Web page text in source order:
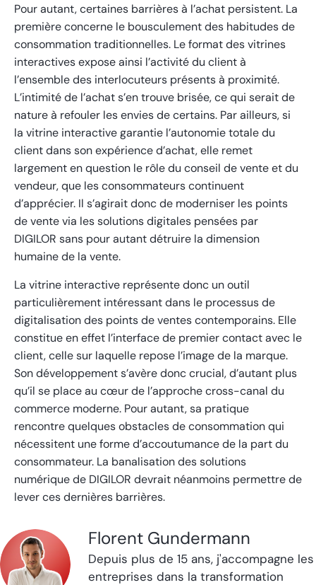
Pour autant, certaines barrières à l’achat persistent. La
première concerne le bousculement des habitudes de
consommation traditionnelles. Le format des vitrines
interactives expose ainsi l’activité du client à
l’ensemble des interlocuteurs présents à proximité.
L’intimité de l’achat s’en trouve brisée, ce qui serait de
nature à refouler les envies de certains. Par ailleurs, si
la vitrine interactive garantie l’autonomie totale du
client dans son expérience d’achat, elle remet
largement en question le rôle du conseil de vente et du
vendeur, que les consommateurs continuent
d’apprécier. Il s’agirait donc de moderniser les points
de vente via les solutions digitales pensées par
DIGILOR sans pour autant détruire la dimension
humaine de la vente.
La vitrine interactive représente donc un outil
particulièrement intéressant dans le processus de
digitalisation des points de ventes contemporains. Elle
constitue en effet l’interface de premier contact avec le
client, celle sur laquelle repose l’image de la marque.
Son développement s’avère donc crucial, d’autant plus
qu’il se place au cœur de l’approche cross-canal du
commerce moderne. Pour autant, sa pratique
rencontre quelques obstacles de consommation qui
nécessitent une forme d’accoutumance de la part du
consommateur. La banalisation des solutions
numérique de DIGILOR devrait néanmoins permettre de
lever ces dernières barrières.
Florent Gundermann
Depuis plus de 15 ans, j'accompagne les
entreprises dans la transformation